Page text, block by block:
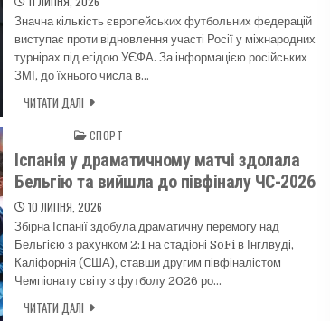
Значна кількість європейських футбольних федерацій
виступає проти відновлення участі Росії у міжнародних
турнірах під егідою УЄФА. За інформацією російських
ЗМІ, до їхнього числа в…
ЧИТАТИ ДАЛІ
СПОРТ
Іспанія у драматичному матчі здолала
Бельгію та вийшла до півфіналу ЧС-2026
10 ЛИПНЯ, 2026
Збірна Іспанії здобула драматичну перемогу над
Бельгією з рахунком 2:1 на стадіоні SoFi в Інглвуді,
Каліфорнія (США), ставши другим півфіналістом
Чемпіонату світу з футболу 2026 ро…
ЧИТАТИ ДАЛІ